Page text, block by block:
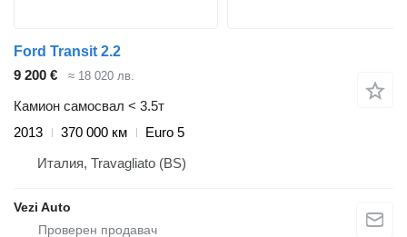
Ford Transit 2.2
9 200 €
≈ 18 020 лв.
Камион самосвал < 3.5т
2013
370 000 км
Euro 5
Италия, Travagliato (BS)
Vezi Auto